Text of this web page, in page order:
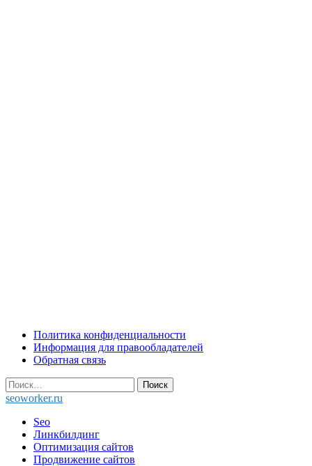
Skip
content
Политика конфиденциальности
Информация для правообладателей
Обратная связь
Найти:
seoworker.ru
Seo
Линкбилдинг
Оптимизация сайтов
Продвижение сайтов